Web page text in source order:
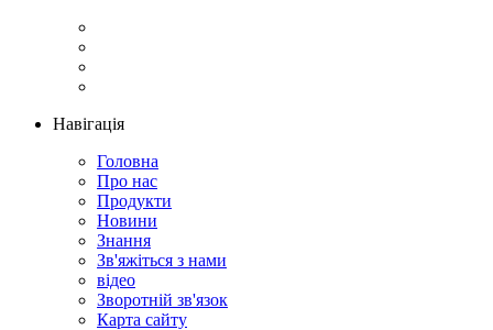
Навігація
Головна
Про нас
Продукти
Новини
Знання
Зв'яжіться з нами
відео
Зворотній зв'язок
Карта сайту